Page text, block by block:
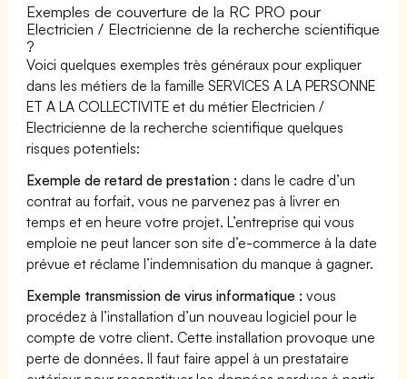
Exemples de couverture de la RC PRO pour
Electricien / Electricienne de la recherche scientifique
?
Voici quelques exemples très généraux pour expliquer
dans les métiers de la famille SERVICES A LA PERSONNE
ET A LA COLLECTIVITE et du métier Electricien /
Electricienne de la recherche scientifique quelques
risques potentiels:
Exemple de retard de prestation : dans le cadre d’un
contrat au forfait, vous ne parvenez pas à livrer en
temps et en heure votre projet. L’entreprise qui vous
emploie ne peut lancer son site d’e-commerce à la date
prévue et réclame l’indemnisation du manque à gagner.
Exemple transmission de virus informatique : vous
procédez à l’installation d’un nouveau logiciel pour le
compte de votre client. Cette installation provoque une
perte de données. Il faut faire appel à un prestataire